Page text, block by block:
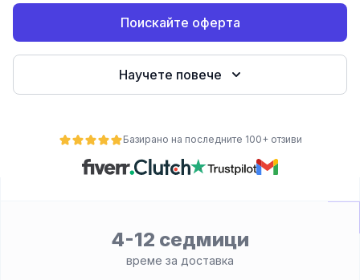
Поискайте оферта
Научете повече
Базирано на последните 100+ отзиви
4-12 седмици
време за доставка